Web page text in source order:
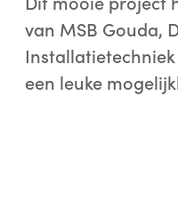
van MSB Gouda,
een leuke